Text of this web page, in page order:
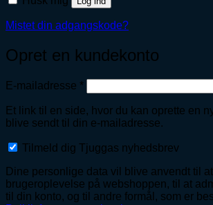
Mistet din adgangskode?
Opret en kundekonto
E-mailadresse *Påkrævet
Et link til en side, hvor du kan oprette en
blive sendt til din e-mailadresse.
Tilmeld dig Tjuggas nyhedsbrev
Dine personlige data vil blive anvendt til
brugeroplevelse på webshoppen, til at
til din konto, og til andre formål, som er